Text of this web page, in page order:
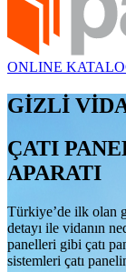
ONLINE
GİZLİ
ÇATI
APARATI
Türkiye’de ilk olan
detayı ile vidanın
panelleri gibi çatı
sistemleri çatı